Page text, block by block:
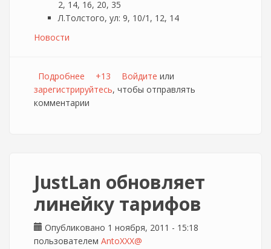
2, 14, 16, 20, 35
Л.Толстого, ул: 9, 10/1, 12, 14
Новости
Подробнее о Justan приходит в Данков
+13 Войдите или
зарегистрируйтесь, чтобы отправлять
комментарии
JustLan обновляет
линейку тарифов
Опубликовано 1 ноября, 2011 - 15:18
пользователем AntoXXX@